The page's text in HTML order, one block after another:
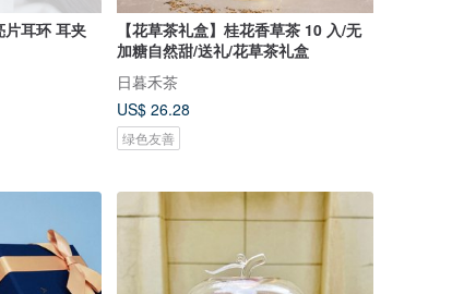
耳环 耳夹
【花草茶礼盒】桂花香草茶 10 入/无
加糖自然甜/送礼/花草茶礼盒
日暮禾茶
US$ 26.28
绿色友善